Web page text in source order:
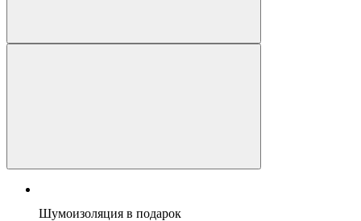
Шумоизоляция в подарок